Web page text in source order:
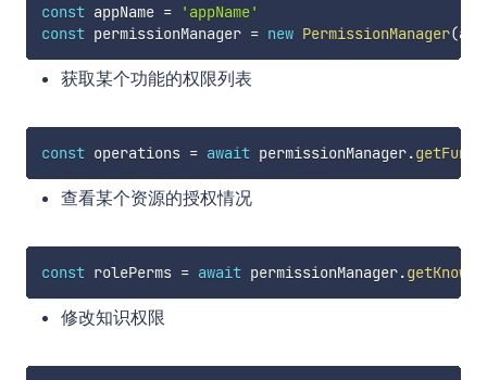
const appName =
'appName'
const permissionManager = new PermissionManager(
获取某个功能的权限列表
const operations = await permissionManager.
查看某个资源的授权情况
const rolePerms = await permissionManager.
修改知识权限